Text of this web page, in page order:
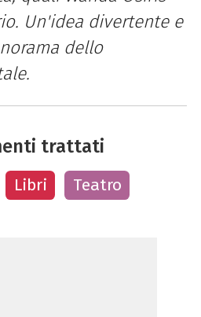
Un'idea divertente e
dello
trattati
Libri Teatro